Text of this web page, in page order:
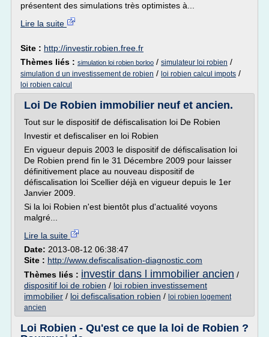
présentent des simulations très optimistes à...
Lire la suite
Site : http://investir.robien.free.fr
Thèmes liés : simulation loi robien borloo / simulateur loi robien /
simulation d un investissement de robien / loi robien calcul impots /
loi robien calcul
Loi De Robien immobilier neuf et ancien.
Tout sur le dispositif de défiscalisation loi De Robien
Investir et defiscaliser en loi Robien
En vigueur depuis 2003 le dispositif de défiscalisation loi
De Robien prend fin le 31 Décembre 2009 pour laisser
définitivement place au nouveau dispositif de
défiscalisation loi Scellier déjà en vigueur depuis le 1er
Janvier 2009.
Si la loi Robien n'est bientôt plus d'actualité voyons
malgré...
Lire la suite
Date: 2013-08-12 06:38:47
Site : http://www.defiscalisation-diagnostic.com
Thèmes liés : investir dans l immobilier ancien /
dispositif loi de robien / loi robien investissement
immobilier / loi defiscalisation robien / loi robien logement
ancien
Loi Robien - Qu'est ce que la loi de Robien ?